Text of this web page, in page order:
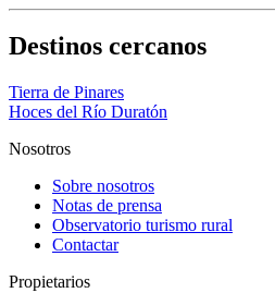
Destinos cercanos
Tierra de Pinares
Hoces del Río Duratón
Nosotros
Sobre nosotros
Notas de prensa
Observatorio turismo rural
Contactar
Propietarios